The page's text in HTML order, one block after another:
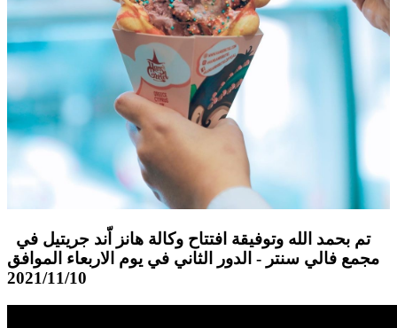
مجمع فالي سنتر - الدور الثاني في يوم الاربعاء الموافق